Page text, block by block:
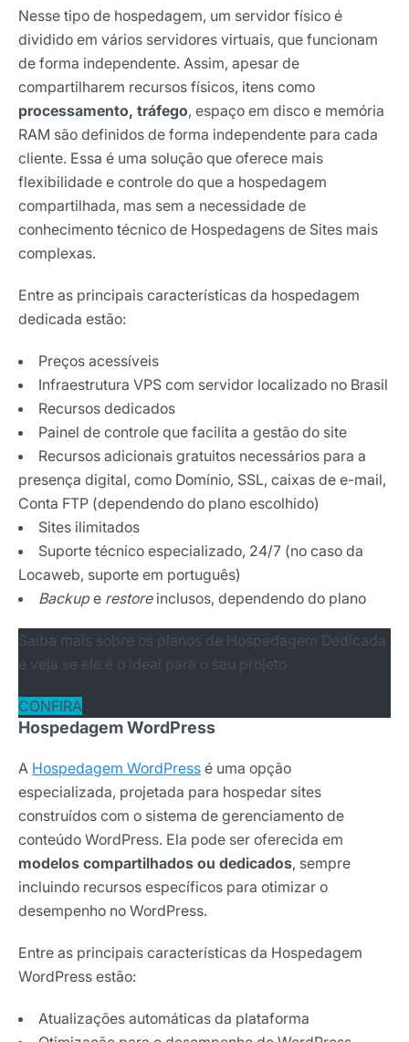
Nesse tipo de hospedagem, um servidor físico é
dividido em vários servidores virtuais, que funcionam
de forma independente. Assim, apesar de
compartilharem recursos físicos, itens como
processamento, tráfego, espaço em disco e memória
RAM são definidos de forma independente para cada
cliente. Essa é uma solução que oferece mais
flexibilidade e controle do que a hospedagem
compartilhada, mas sem a necessidade de
conhecimento técnico de Hospedagens de Sites mais
complexas.
Entre as principais características da hospedagem
dedicada estão:
Preços acessíveis
Infraestrutura VPS com servidor localizado no Brasil
Recursos dedicados
Painel de controle que facilita a gestão do site
Recursos adicionais gratuitos necessários para a
presença digital, como Domínio, SSL, caixas de e-mail,
Conta FTP (dependendo do plano escolhido)
Sites ilimitados
Suporte técnico especializado, 24/7 (no caso da
Locaweb, suporte em português)
Backup e restore inclusos, dependendo do plano
Saiba mais sobre os planos de Hospedagem Dedicada
e veja se ele é o ideal para o seu projeto
CONFIRA
Hospedagem WordPress
A Hospedagem WordPress é uma opção
especializada, projetada para hospedar sites
construídos com o sistema de gerenciamento de
conteúdo WordPress. Ela pode ser oferecida em
modelos compartilhados ou dedicados, sempre
incluindo recursos específicos para otimizar o
desempenho no WordPress.
Entre as principais características da Hospedagem
WordPress estão:
Atualizações automáticas da plataforma
Receba os melhores insights da Locaweb
digital que valem a leitura.